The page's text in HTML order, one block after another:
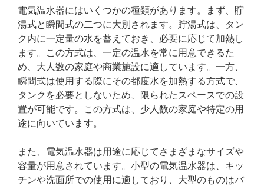
電気温水器にはいくつかの種類があります。まず、貯
湯式と瞬間式の二つに大別されます。貯湯式は、タン
ク内に一定量の水を蓄えておき、必要に応じて加熱し
ます。この方式は、一定の温水を常に用意できるた
め、大人数の家庭や商業施設に適しています。一方、
瞬間式は使用する際にその都度水を加熱する方式で、
タンクを必要としないため、限られたスペースでの設
置が可能です。この方式は、少人数の家庭や特定の用
途に向いています。
また、電気温水器は用途に応じてさまざまなサイズや
容量が用意されています。小型の電気温水器は、キッ
チンや洗面所での使用に適しており、大型のものはバ